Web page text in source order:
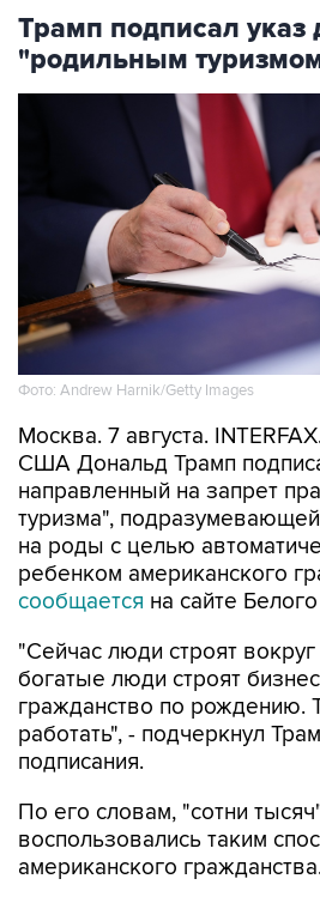
Трамп подписал указ
"родильным
Фото: Andrew Harnik/Getty Images
Москва. 7 августа.
США Дональд Трамп
направленный на запрет
туризма",
на роды с целью
ребенком американского
сообщается на сайте
"Сейчас люди строят вокруг
богатые люди строят
гражданство по рождению.
работать", - подчеркнул
подписания.
По его словам, "сотни
воспользовались таким
американского